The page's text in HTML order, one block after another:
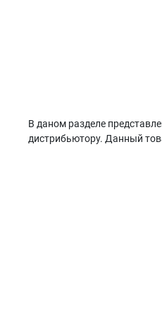
В даном разделе
дистрибьютору. Данный